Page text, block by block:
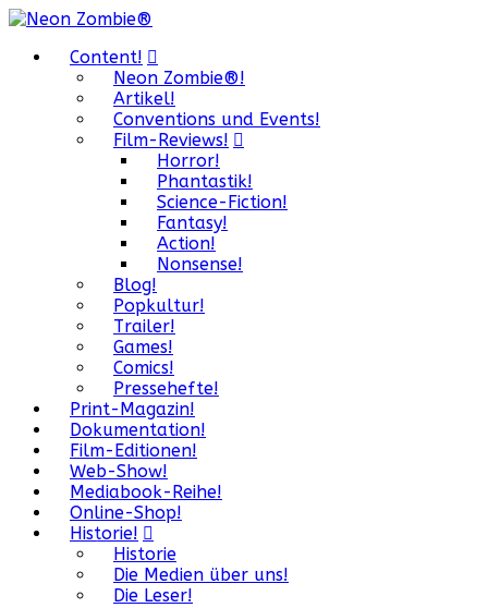
Content!
Neon Zombie®!
Artikel!
Conventions und Events!
Film-Reviews!
Horror!
Phantastik!
Science-Fiction!
Fantasy!
Action!
Nonsense!
Blog!
Popkultur!
Trailer!
Games!
Comics!
Pressehefte!
Print-Magazin!
Dokumentation!
Film-Editionen!
Web-Show!
Mediabook-Reihe!
Online-Shop!
Historie!
Historie
Die Medien über uns!
Die Leser!